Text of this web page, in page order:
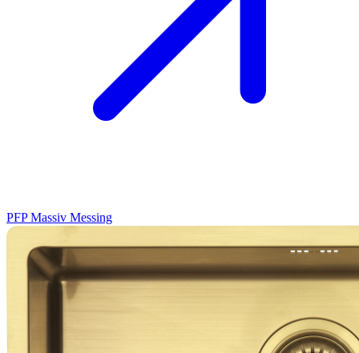
PFPMassiv Messing